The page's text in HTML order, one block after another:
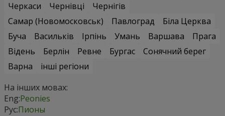
Черкаси
Чернівці
Чернігів
Самар (Новомосковськ)
Павлоград
Біла Церква
Буча
Васильків Ірпінь Умань Варшава
Прага
Відень
Берлін Ревне Бургас
Сонячний берег
Варна
інші регіони
На інших мовах:
Eng:Peonies
Рус:Пионы